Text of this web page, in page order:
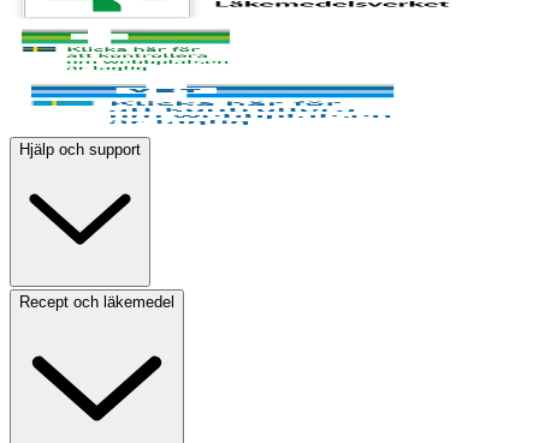
Hjälp och support
Recept och läkemedel